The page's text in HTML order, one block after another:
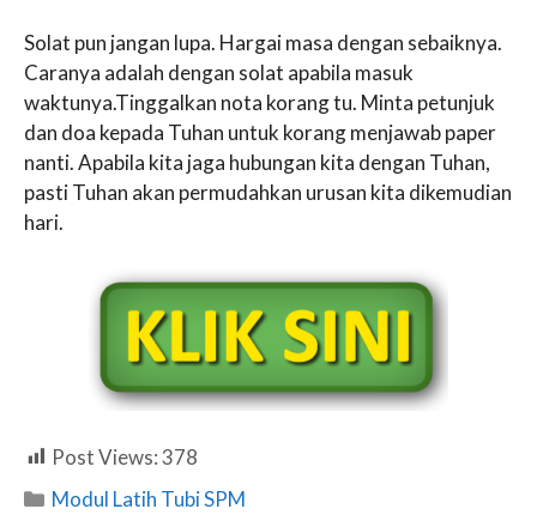
Solat pun jangan lupa. Hargai masa dengan sebaiknya.
Caranya adalah dengan solat apabila masuk
waktunya.Tinggalkan nota korang tu. Minta petunjuk
dan doa kepada Tuhan untuk korang menjawab paper
nanti. Apabila kita jaga hubungan kita dengan Tuhan,
pasti Tuhan akan permudahkan urusan kita dikemudian
hari.
Post Views:378
Categories
Modul Latih Tubi SPM